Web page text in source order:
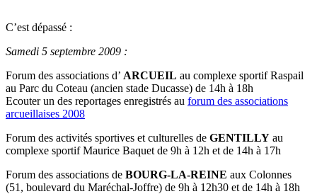
C’est dépassé :
Samedi 5 septembre 2009 :
Forum des associations d’ ARCUEIL au complexe sportif Raspail
au Parc du Coteau (ancien stade Ducasse) de 14h à 18h
Ecouter un des reportages enregistrés au forum des associations
arcueillaises 2008
Forum des activités sportives et culturelles de GENTILLY au
complexe sportif Maurice Baquet de 9h à 12h et de 14h à 17h
Forum des associations de BOURG-LA-REINE aux Colonnes
(51, boulevard du Maréchal-Joffre) de 9h à 12h30 et de 14h à 18h